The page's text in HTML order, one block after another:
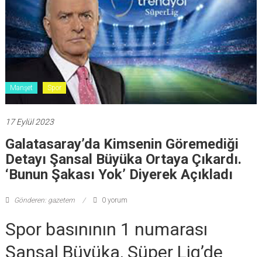
Manşet Spor
17 Eylül 2023
Galatasaray’da Kimsenin Göremediği
Detayı Şansal Büyüka Ortaya Çıkardı.
‘Bunun Şakası Yok’ Diyerek Açıkladı
Gönderen: gazetem 0 yorum
Spor basınının 1 numarası
Şansal Büyüka, Süper Lig’de